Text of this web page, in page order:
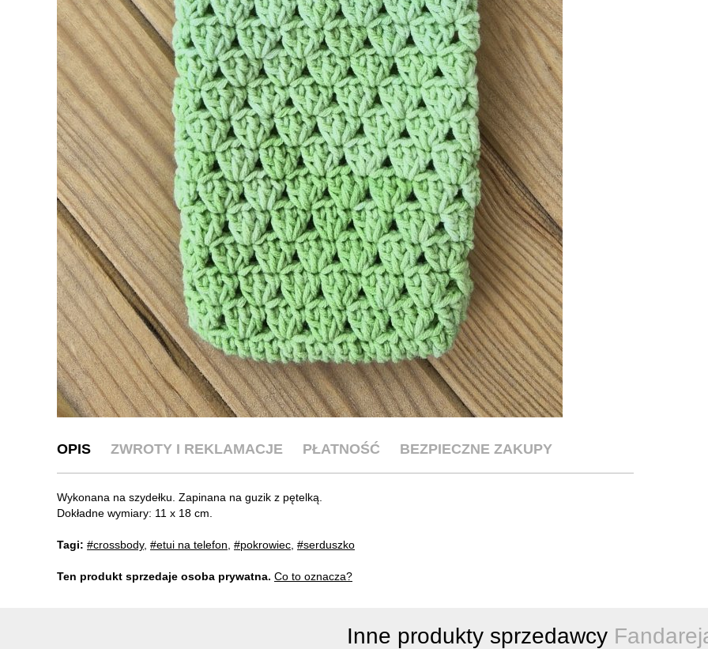
OPIS ZWROTY I REKLAMACJE PŁATNOŚĆ BEZPIECZNE ZAKUPY
Wykonana na szydełku. Zapinana na guzik z pętelką.
Dokładne wymiary: 11 x 18 cm.
Tagi: #crossbody, #etui na telefon #pokrowiec #serduszko
Ten produkt sprzedaje osoba prywatna. Co to oznacza?
Inne produkty sprzedawcy